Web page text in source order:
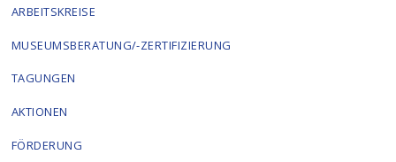
ARBEITSKREISE
MUSEUMSBERATUNG/-ZERTIFIZIERUNG
TAGUNGEN
AKTIONEN
FÖRDERUNG